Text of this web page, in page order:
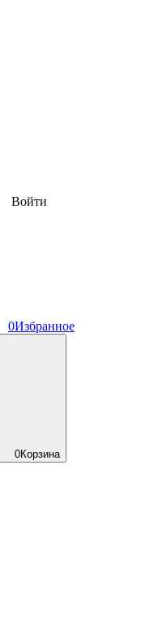
Войти
0Избранное
0Корзина